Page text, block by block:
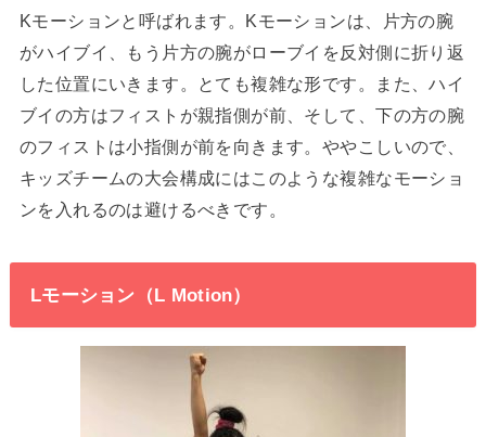
Kモーションと呼ばれます。Kモーションは、片方の腕
がハイブイ、もう片方の腕がローブイを反対側に折り返
した位置にいきます。とても複雑な形です。また、ハイ
ブイの方はフィストが親指側が前、そして、下の方の腕
のフィストは小指側が前を向きます。ややこしいので、
キッズチームの大会構成にはこのような複雑なモーショ
ンを入れるのは避けるべきです。
Lモーション（L Motion）